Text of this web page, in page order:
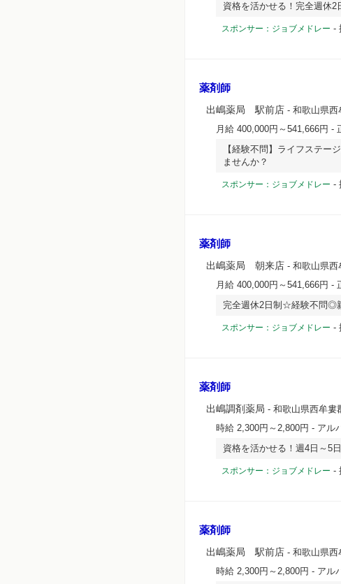
資格を活かせる！完全週休
スポンサー：ジョブメドレー -
薬剤師
出嶋薬局 駅前店 - 和歌山県西
月給 400,000円～541,666円 -
【経験不問】ライフステー
ませんか？
スポンサー：ジョブメドレー -
薬剤師
出嶋薬局 朝来店 - 和歌山県西
月給 400,000円～541,666円 -
完全週休2日制☆経験不問◎
スポンサー：ジョブメドレー -
薬剤師
出嶋調剤薬局 - 和歌山県西牟婁
時給 2,300円～2,800円 - アル
資格を活かせる！週4日～5
スポンサー：ジョブメドレー -
薬剤師
出嶋薬局 駅前店 - 和歌山県西
時給 2,300円～2,800円 - アル